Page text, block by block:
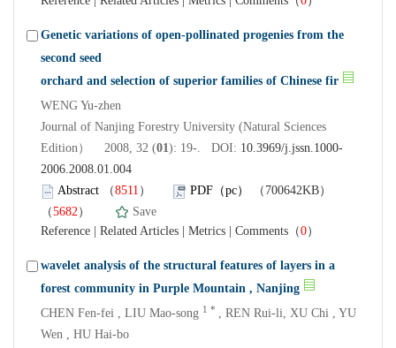
Genetic variations of open-pollinated progenies from the
second seed
orchard and selection of superior families of Chinese fir
WENG Yu-zhen
Journal of Nanjing Forestry University (Natural Sciences
Edition） 2008, 32 (01): 19-. DOI: 10.3969/j.jssn.1000-
2006.2008.01.004
Abstract （8511 ） PDF（pc）
（700642KB）
（5682）
Save
Reference
Related Articles Metrics Comments （0）
wavelet analysis of the structural features of layers in a
forest community in Purple Mountain , Nanjing
CHEN Fen-fei , LIU Mao-song 1 * , REN Rui-li, XU Chi , YU
Wen , HU Hai-bo